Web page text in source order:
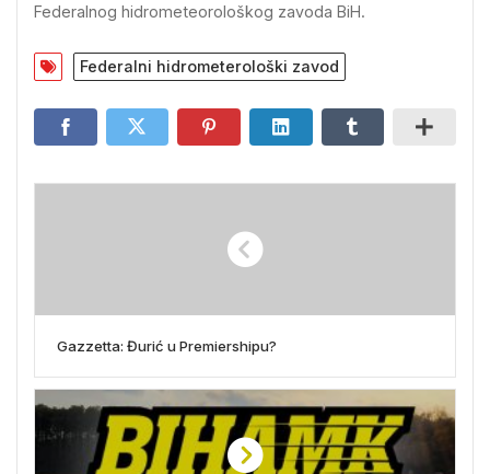
Federalnog hidrometeorološkog zavoda BiH.
Federalni hidrometerološki zavod
Gazzetta: Đurić u Premiershipu?